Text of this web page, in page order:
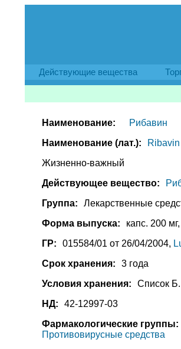
Действующие вещества
Наименование:
Рибавин
Наименование (лат.):
Ribavin
Жизненно-важный
Действующее вещество:
Группа:
Лекарственные
Форма выпуска:
капс. 200
ГР:
015584/01 от 26/04/2004,
Срок хранения:
3 года
Условия хранения:
Список
НД:
42-12997-03
Фармакологические группы:
Противовирусные средства